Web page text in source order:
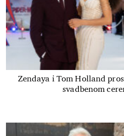
Zendaya i Tom Holland
svadbenom